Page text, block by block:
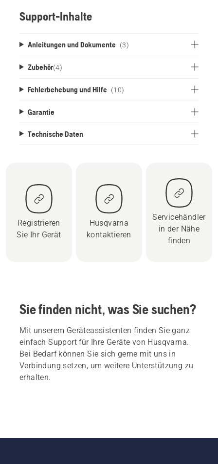
Support-Inhalte
Anleitungen und Dokumente (3)
Zubehör(4)
Fehlerbehebung und Hilfe (10)
Garantie
Technische Daten
Registrieren
Sie Ihr Gerät
Husqvarna
kontaktieren
Servicehändler
in der Nähe
finden
Sie finden nicht, was Sie suchen?
Mit unserem Geräteassistenten finden Sie ganz
einfach Support für Ihre Geräte von Husqvarna.
Bei Bedarf können Sie sich gerne mit uns in
Verbindung setzen, um weitere Unterstützung zu
erhalten.